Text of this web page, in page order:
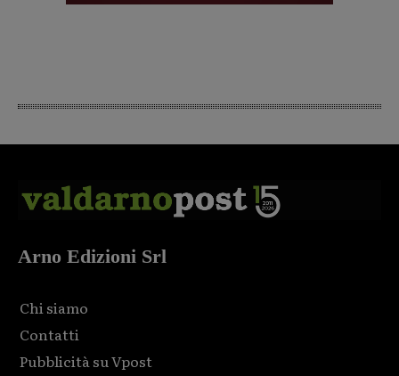
Arno Edizioni Srl
Chi siamo
Contatti
Pubblicità su Vpost